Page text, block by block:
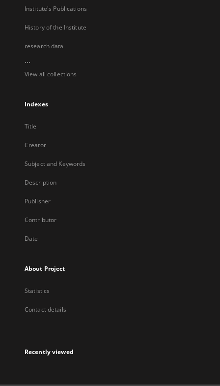
Institute's Publications
History of the Institute
research data
...
View all collections
Indexes
Title
Creator
Subject and Keywords
Description
Publisher
Contributor
Date
About Project
Statistics
Contact details
Recently viewed